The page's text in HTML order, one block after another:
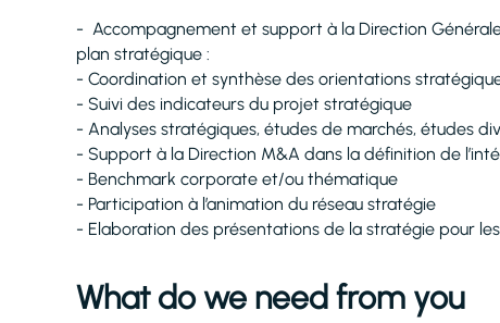
- Accompagnement et support à la Direction
plan stratégique :
- Coordination et synthèse des orientations
- Suivi des indicateurs du projet stratégique
- Analyses stratégiques, études de marchés, études
- Support à la Direction M&A dans la définition de
- Benchmark corporate et/ou thématique
- Participation à l’animation du réseau stratégie
- Elaboration des présentations de la stratégie pour
What do we need from you